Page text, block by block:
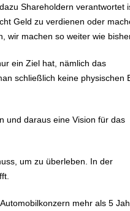
Shareholdern verantwortet
Geld zu verdienen oder
wir machen so weiter wie
ein Ziel hat, nämlich das
schließlich keine physischen
und daraus eine Vision für das
um zu überleben. In der
mehr als 5